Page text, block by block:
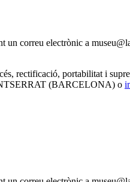
un correu electrònic a
rectificació, portabilitat i
(BARCELONA) o